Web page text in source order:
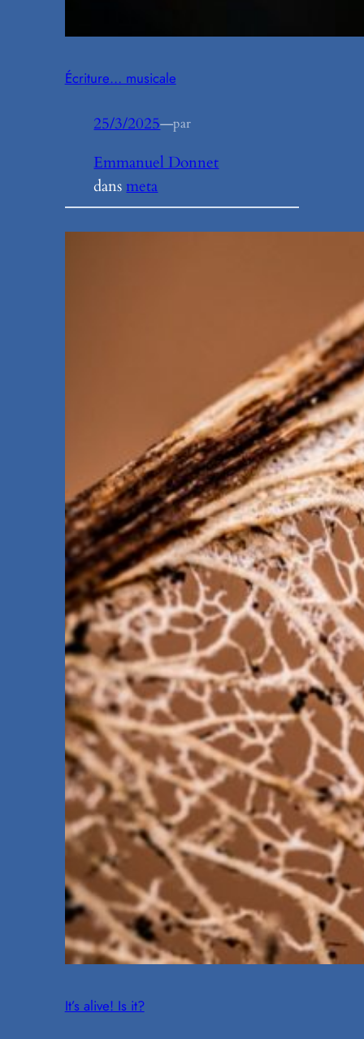
Écriture… musicale
25/3/2025—par
Emmanuel Donnet
dans meta
It’s alive! Is it?